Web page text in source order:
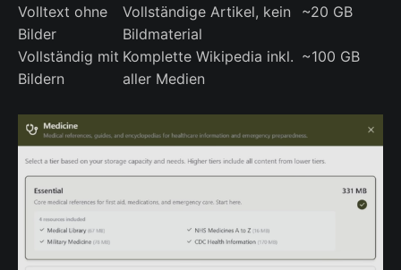
Volltext ohne
Bilder
Vollständige Artikel, kein
Bildmaterial
~20 GB
Vollständig mit
Bildern
Komplette Wikipedia inkl.
aller Medien
~100 GB